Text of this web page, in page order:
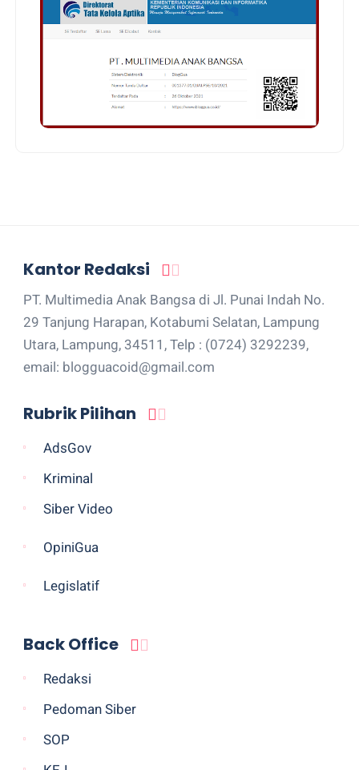
Kantor Redaksi
PT. Multimedia Anak Bangsa di Jl. Punai Indah No.
29 Tanjung Harapan, Kotabumi Selatan, Lampung
Utara, Lampung, 34511, Telp : (0724) 3292239,
email: blogguacoid@gmail.com
Rubrik Pilihan
AdsGov
Kriminal
Siber Video
OpiniGua
Legislatif
Back Office
Redaksi
Pedoman Siber
SOP